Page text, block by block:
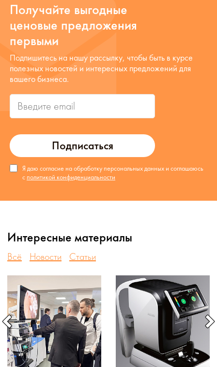
Получайте выгодные
ценовые предложения
первыми
Подписаться
Я даю согласие на обработку персональных данных и соглашаюсь
с политикой конфиденциальности
Подпишитесь на нашу рассылку, чтобы быть в курсе
полезных новостей и интересных предложений для
вашего бизнеса.
Интересные материалы
Всё Новости Статьи